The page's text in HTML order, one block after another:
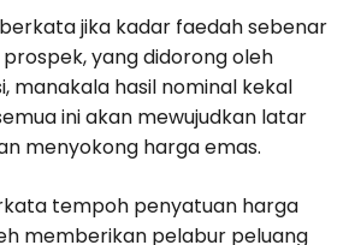
jika kadar faedah sebenar
yang didorong oleh
manakala hasil nominal kekal
ini akan mewujudkan latar
menyokong harga emas.
tempoh penyatuan harga
memberikan pelabur peluang